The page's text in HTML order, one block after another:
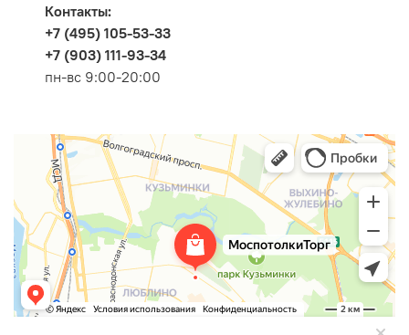
Контакты:
+7 (495) 105-53-33
+7 (903) 111-93-34
пн-вс 9:00-20:00